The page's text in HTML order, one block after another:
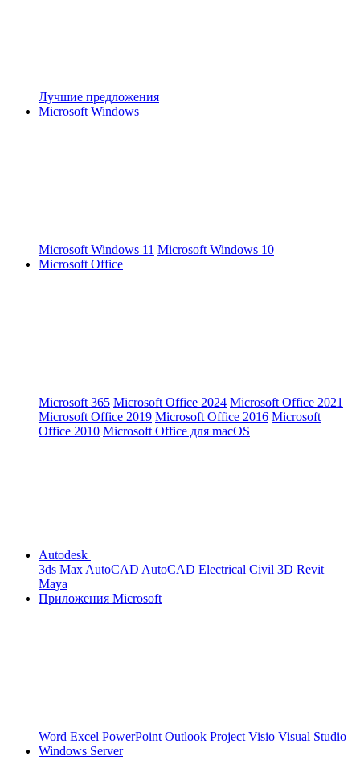
Лучшие предложения
Microsoft Windows
Microsoft Windows 11 Microsoft Windows 10
Microsoft Office
Microsoft 365 Microsoft Office 2024 Microsoft Office 2021
Microsoft Office 2019 Microsoft Office 2016 Microsoft
Office 2010 Microsoft Office для macOS
Autodesk
3ds Max AutoCAD AutoCAD Electrical Civil 3D Revit
Maya
Приложения Microsoft
Word Excel PowerPoint Outlook Project Visio Visual Studio
Windows Server